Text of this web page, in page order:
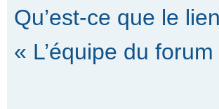
Qu’est-ce que le lien
« L’équipe du